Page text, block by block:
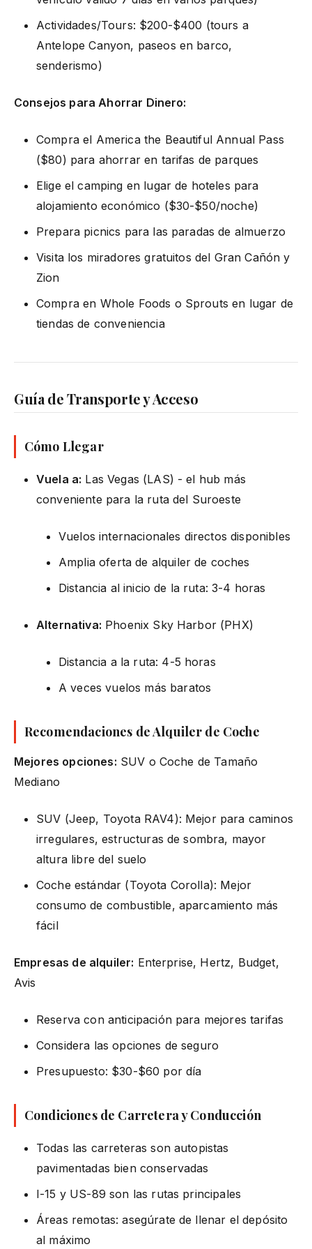
Actividades/Tours: $200-$400 (tours a
Antelope Canyon, paseos en barco,
senderismo)
Consejos para Ahorrar Dinero:
Compra el America the Beautiful Annual Pass
($80) para ahorrar en tarifas de parques
Elige el camping en lugar de hoteles para
alojamiento económico ($30-$50/noche)
Prepara picnics para las paradas de almuerzo
Visita los miradores gratuitos del Gran Cañón y
Zion
Compra en Whole Foods o Sprouts en lugar de
tiendas de conveniencia
Guía de Transporte y Acceso
Cómo Llegar
Vuela a: Las Vegas (LAS) - el hub más
conveniente para la ruta del Suroeste
Vuelos internacionales directos disponibles
Amplia oferta de alquiler de coches
Distancia al inicio de la ruta: 3-4 horas
Alternativa: Phoenix Sky Harbor (PHX)
Distancia a la ruta: 4-5 horas
A veces vuelos más baratos
Recomendaciones de Alquiler de Coche
Mejores opciones: SUV o Coche de Tamaño
Mediano
SUV (Jeep, Toyota RAV4): Mejor para caminos
irregulares, estructuras de sombra, mayor
altura libre del suelo
Coche estándar (Toyota Corolla): Mejor
consumo de combustible, aparcamiento más
fácil
Empresas de alquiler: Enterprise, Hertz, Budget,
Avis
Reserva con anticipación para mejores tarifas
Considera las opciones de seguro
Presupuesto: $30-$60 por día
Condiciones de Carretera y Conducción
Todas las carreteras son autopistas
pavimentadas bien conservadas
I-15 y US-89 son las rutas principales
Áreas remotas: asegúrate de llenar el depósito
al máximo